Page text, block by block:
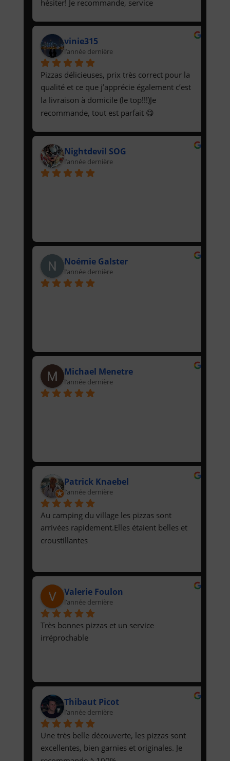
hésiter! Je recommande, service
vinie315
l’année dernière
Pizzas délicieuses, prix très correct pour la
qualité et ce que j’apprécie également c’est
la livraison à domicile (le top!!!)Je
recommande, tout est parfait 😋
Nightdevil SOG
l’année dernière
Noémie Galster
l’année dernière
Michael Menetre
l’année dernière
Patrick Knaebel
l’année dernière
Au camping du village les pizzas sont
arrivées rapidement.Elles étaient belles et
croustillantes
Valerie Foulon
l’année dernière
Très bonnes pizzas et un service
irréprochable
Thibaut Picot
l’année dernière
Une très belle découverte, les pizzas sont
excellentes, bien garnies et originales. Je